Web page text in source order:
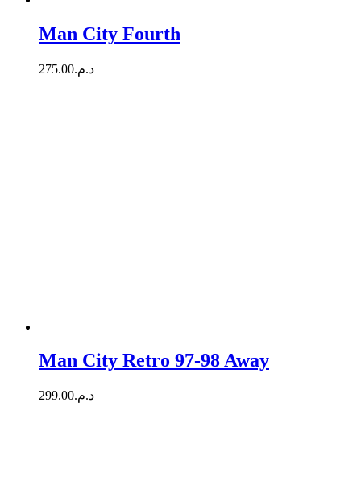
Man City Fourth
د.م.275.00
Man City Retro 97-98 Away
د.م.299.00